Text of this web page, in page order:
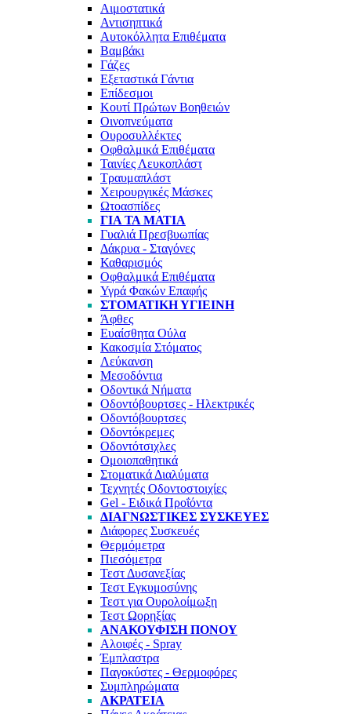
Αιμοστατικά
Αντισηπτικά
Αυτοκόλλητα Επιθέματα
Βαμβάκι
Γάζες
Εξεταστικά Γάντια
Επίδεσμοι
Κουτί Πρώτων Βοηθειών
Οινοπνεύματα
Ουροσυλλέκτες
Οφθαλμικά Επιθέματα
Ταινίες Λευκοπλάστ
Τραυμαπλάστ
Χειρουργικές Μάσκες
Ωτοασπίδες
ΓΙΑ ΤΑ ΜΆΤΙΑ
Γυαλιά Πρεσβυωπίας
Δάκρυα - Σταγόνες
Καθαρισμός
Οφθαλμικά Επιθέματα
Υγρά Φακών Επαφής
ΣΤΟΜΑΤΙΚΉ ΥΓΙΕΙΝΉ
Άφθες
Ευαίσθητα Ούλα
Κακοσμία Στόματος
Λεύκανση
Μεσοδόντια
Οδοντικά Νήματα
Οδοντόβουρτσες - Ηλεκτρικές
Οδοντόβουρτσες
Οδοντόκρεμες
Οδοντότσιχλες
Ομοιοπαθητικά
Στοματικά Διαλύματα
Τεχνητές Οδοντοστοιχίες
Gel - Ειδικά Προΐόντα
ΔΙΑΓΝΩΣΤΙΚΈΣ ΣΥΣΚΕΥΈΣ
Διάφορες Συσκευές
Θερμόμετρα
Πιεσόμετρα
Τεστ Δυσανεξίας
Τεστ Εγκυμοσύνης
Τεστ για Ουρολοίμωξη
Τεστ Ωορηξίας
ΑΝΑΚΟΎΦΙΣΗ ΠΌΝΟΥ
Αλοιφές - Spray
Έμπλαστρα
Παγοκύστες - Θερμοφόρες
Συμπληρώματα
ΑΚΡΆΤΕΙΑ